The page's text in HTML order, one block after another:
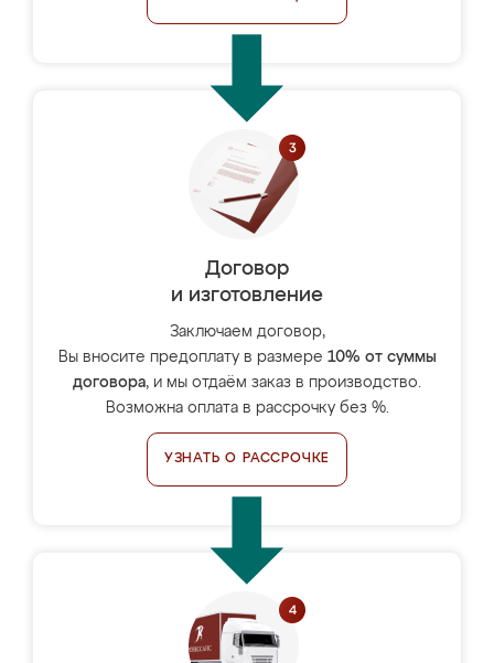
Договор
и изготовление
Заключаем договор,
Вы вносите предоплату в размере 10% от суммы
договора, и мы отдаём заказ в производство.
Возможна оплата в рассрочку без %.
УЗНАТЬ О РАССРОЧКЕ